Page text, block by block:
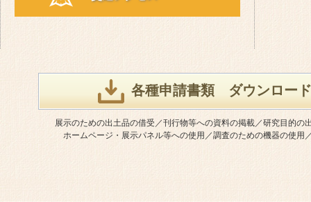
各種申請書類 ダウンロード
展示のための出土品の借受／刊行物等への資料の掲載／研究目的の
ホームページ・展示パネル等への使用／調査のための機器の使用